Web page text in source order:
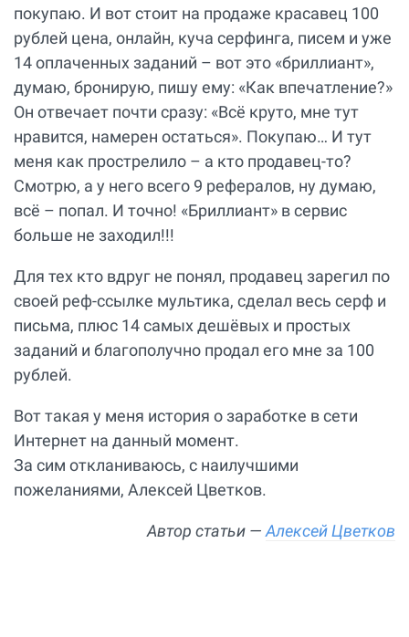
покупаю. И вот стоит на продаже красавец 100
рублей цена, онлайн, куча серфинга, писем и уже
14 оплаченных заданий – вот это «бриллиант»,
думаю, бронирую, пишу ему: «Как впечатление?»
Он отвечает почти сразу: «Всё круто, мне тут
нравится, намерен остаться». Покупаю… И тут
меня как прострелило – а кто продавец-то?
Смотрю, а у него всего 9 рефералов, ну думаю,
всё – попал. И точно! «Бриллиант» в сервис
больше не заходил!!!
Для тех кто вдруг не понял, продавец зарегил по
своей реф-ссылке мультика, сделал весь серф и
письма, плюс 14 самых дешёвых и простых
заданий и благополучно продал его мне за 100
рублей.
Вот такая у меня история о заработке в сети
Интернет на данный момент.
За сим откланиваюсь, с наилучшими
пожеланиями, Алексей Цветков.
Автор статьи —Алексей Цветков